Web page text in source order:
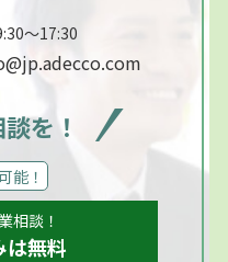
～17:30
を！
能！
相談！
は無料